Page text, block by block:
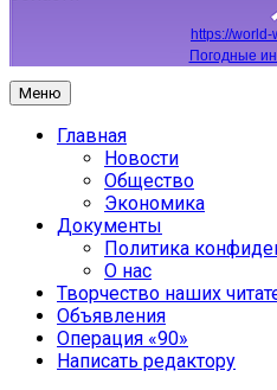
https://world-
Погодные
Меню
Главная
Новости
Общество
Экономика
Документы
Политика
О нас
Творчество наших
Объявления
Операция «90»
Написать редактору